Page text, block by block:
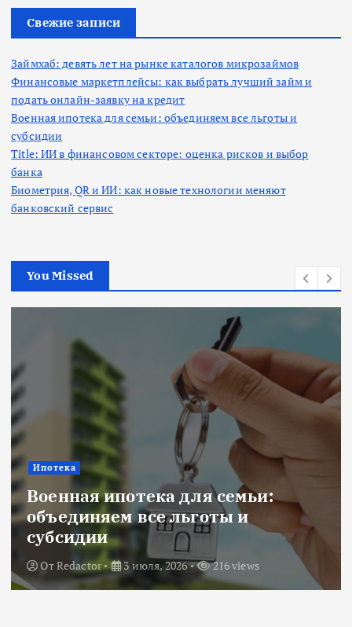
Свежие записи
Займхаб: девять лет на рынке каталогов микрозаймов
Финансовые маркетплейсы: как выбрать лучший займ и
подать онлайн-заявку на кредит
Военная ипотека для семьи: объединяем все льготы и
субсидии
Title: ИИ в финансовом секторе: оценка рисков и выбор
банка
Биометрия, QR и ИИ: как новые технологии меняют
банковский сервис
You Missed
Ипотека
Военная ипотека для семьи:
объединяем все льготы и
субсидии
ОтRedactor 3 июля, 2026 216 views